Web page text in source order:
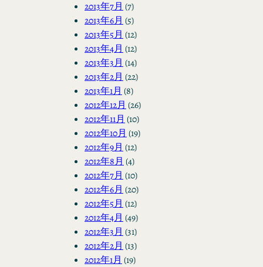
2013年7月 (7)
2013年6月 (5)
2013年5月 (12)
2013年4月 (12)
2013年3月 (14)
2013年2月 (22)
2013年1月 (8)
2012年12月 (26)
2012年11月 (10)
2012年10月 (19)
2012年9月 (12)
2012年8月 (4)
2012年7月 (10)
2012年6月 (20)
2012年5月 (12)
2012年4月 (49)
2012年3月 (31)
2012年2月 (13)
2012年1月 (19)